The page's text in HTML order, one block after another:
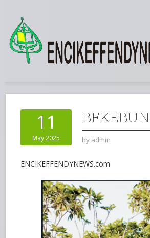
11
May 2025
BEKEBUN
by admin
ENCIKEFFENDYNEWS.com